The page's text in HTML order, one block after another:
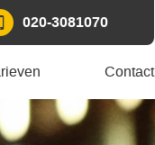
020-3081070
Contact